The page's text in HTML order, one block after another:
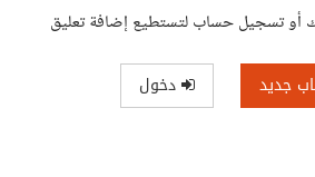
أو تسجيل حساب لتستطيع إضافة تعليق
جديد دخول